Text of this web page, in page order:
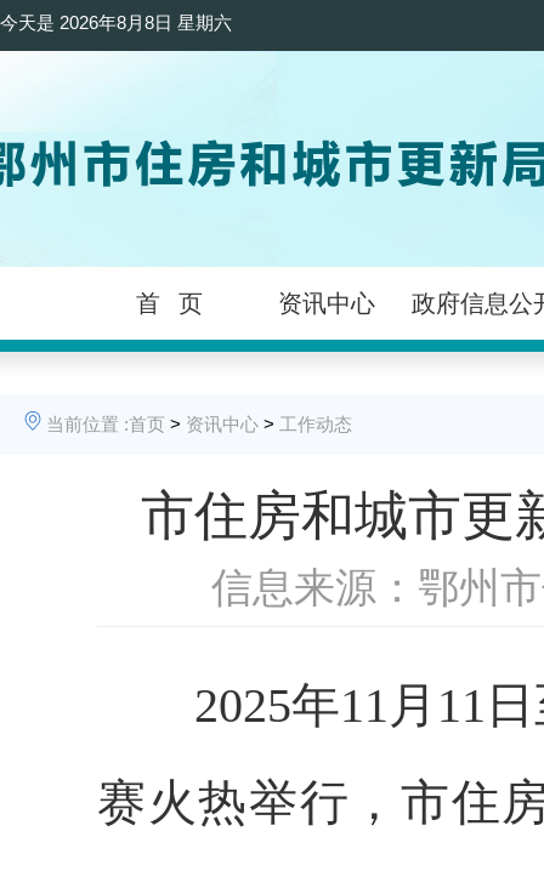
今天是 2026年8月8日 星期六
首 页 资讯中心 政府信息公
当前位置 :首页 > 资讯中心 > 工作动态
市住房和城市更
信息来源：鄂州
2025年11月11日
赛火热举行，市住